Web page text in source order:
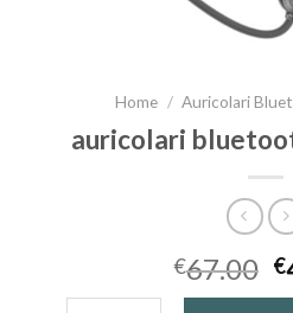
Home / Auricolari
auricolari
€67.00 €